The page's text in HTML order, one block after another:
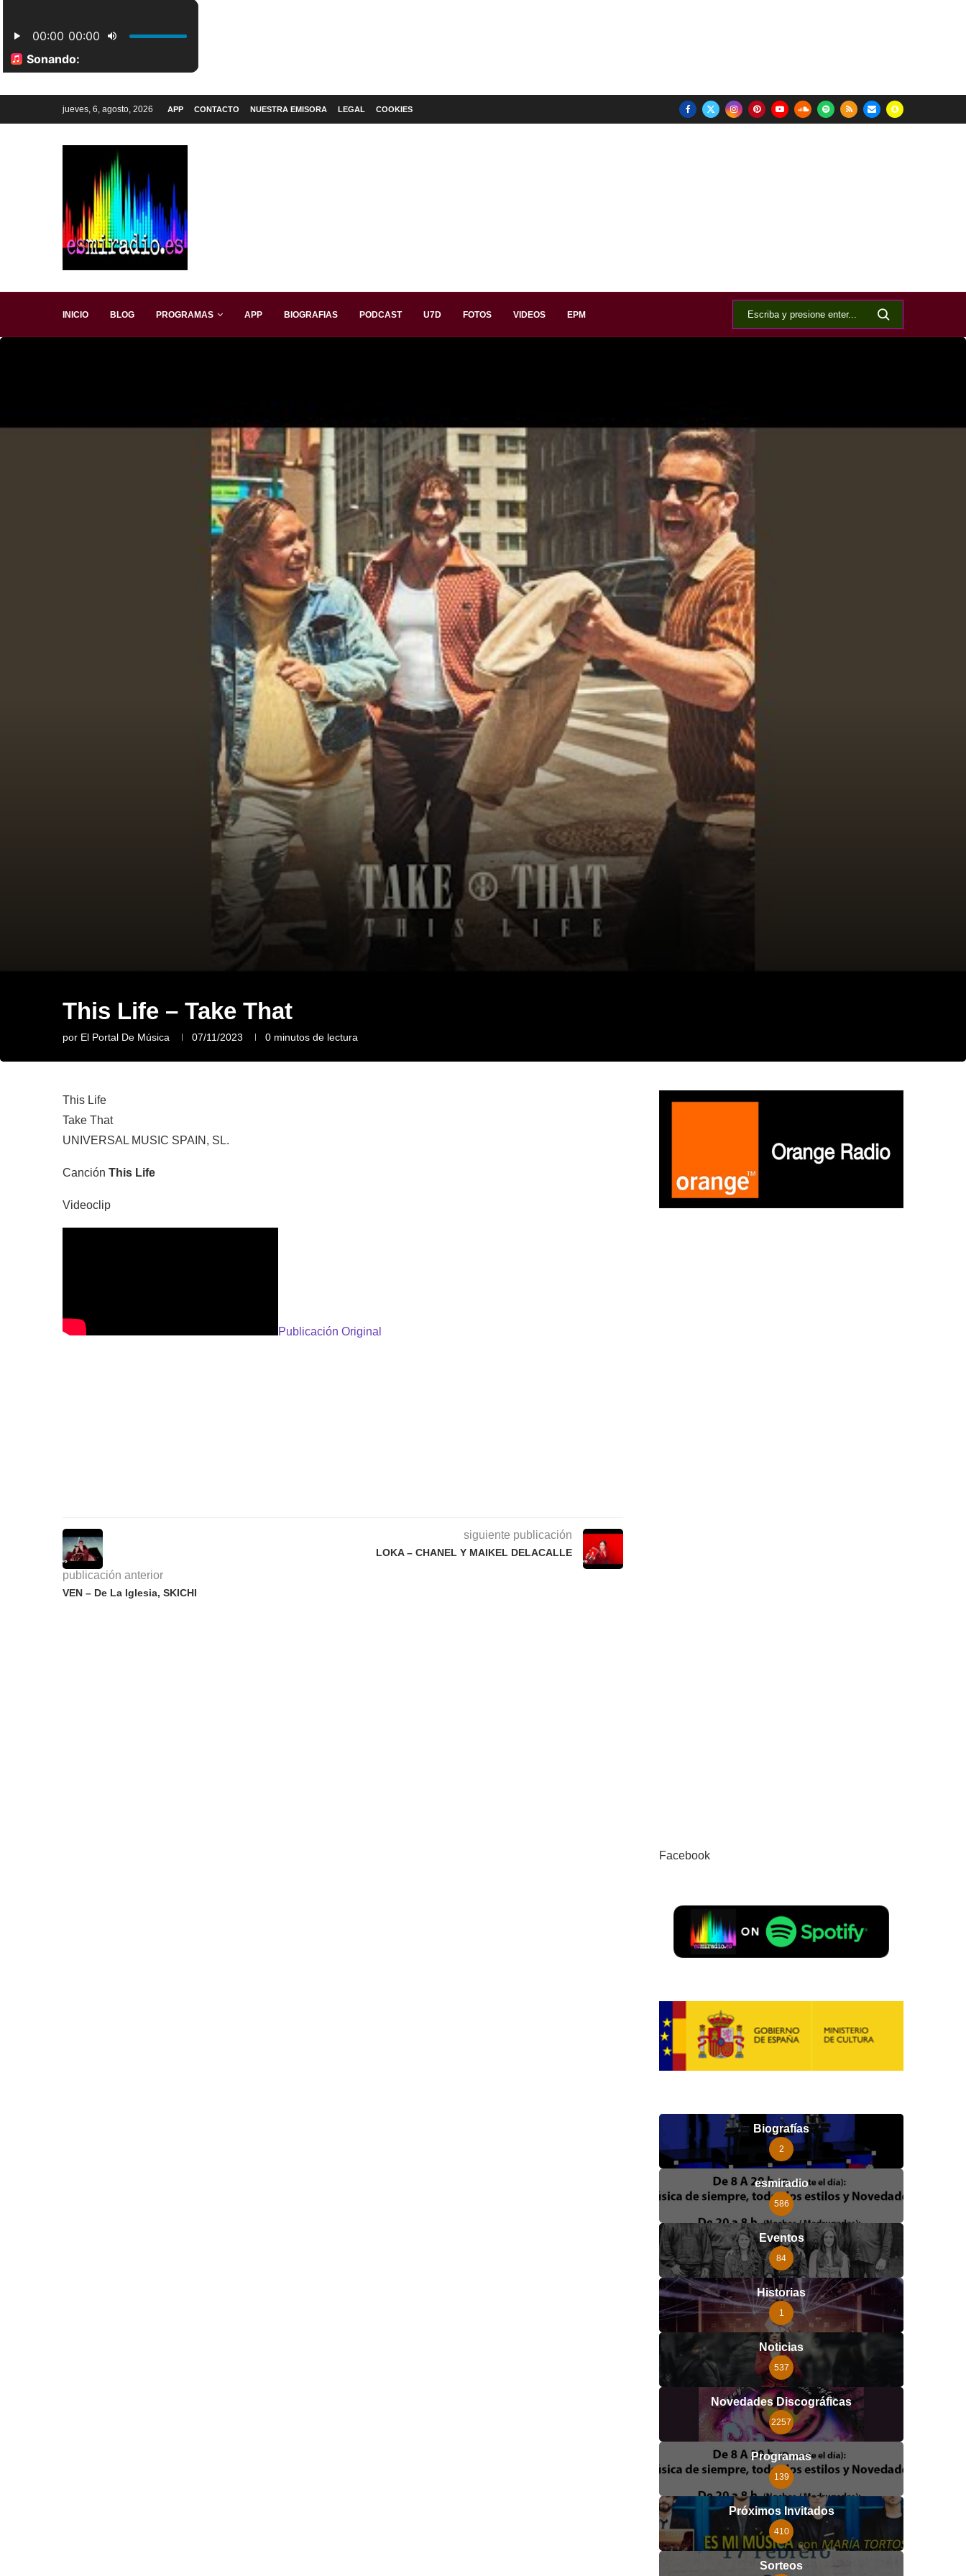
jueves, 6, agosto, 2026 APP CONTACTO NUESTRA EMISORA LEGAL COOKIES
INICIO BLOG PROGRAMAS APP BIOGRAFIAS PODCAST U7D FOTOS VIDEOS EPM
This Life – Take That
por El Portal De Música 07/11/2023 0 minutos de lectura
This Life
Take That
UNIVERSAL MUSIC SPAIN, SL.
Canción This Life
Videoclip
Publicación Original
publicación anterior
VEN – De La Iglesia, SKICHI
siguiente publicación
LOKA – CHANEL Y MAIKEL DELACALLE
Facebook
Biografías
2
esmiradio
586
Eventos
84
Historias
1
Noticias
537
Novedades Discográficas
2257
Programas
139
Próximos Invitados
410
Sorteos